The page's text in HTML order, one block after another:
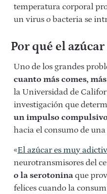
temperatura corporal
un virus o bacteria se
Por qué el
Uno de los grandes
cuanto más comes,
la Universidad de
investigación que
un impulso
hacia el consumo de
«El azúcar es muy
neurotransmisores del
o la serotonina que
felices cuando la